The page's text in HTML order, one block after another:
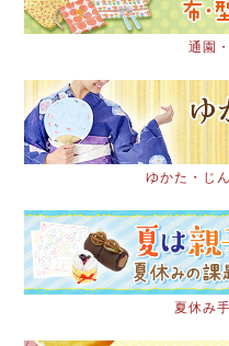
通園
ゆかた・じ
夏休み